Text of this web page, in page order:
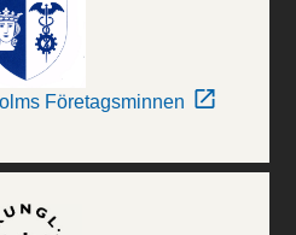
Företagsminnen